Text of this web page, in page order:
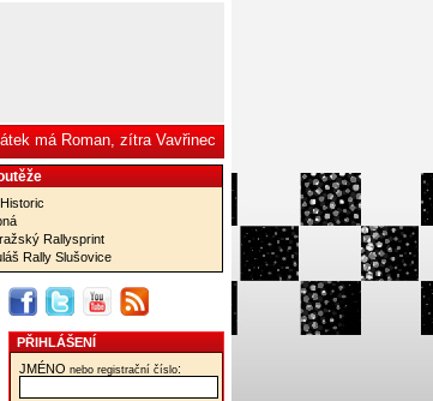
má Roman, zítra Vavřinec
Rallysprint
Rally Slušovice
PŘIHLÁŠENÍ
JMÉNO nebo registrační číslo: